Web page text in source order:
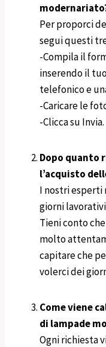
Per proporci
segui questi
-Compila il
inserendo il
telefonico e
-Caricare le
-Clicca su Invia.
Dopo quanto
l’acquisto
I nostri esperti
giorni
Tieni conto
molto
capitare che
volerci dei
Come viene
di lampade
Ogni richiesta